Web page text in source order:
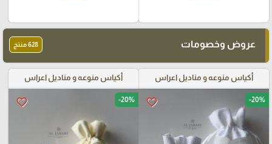
عروض وخصومات 628 منتج
أكياس منوعه و مناديل اعراس
favorite_border -20%
أكياس منوعه و مناديل اعراس
favorite_border -20%